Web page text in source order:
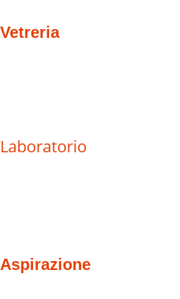
Vetreria
Laboratorio
Aspirazione